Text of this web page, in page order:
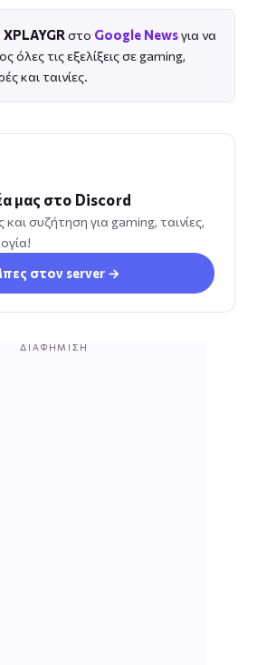
XPLAYGR στο Google Newsγια να
όλες τις εξελίξεις σε gaming,
και ταινίες.
μας στο Discord
συζήτηση για gaming, ταινίες,
στον server →
ΔΙΑΦΉΜΙΣΗ